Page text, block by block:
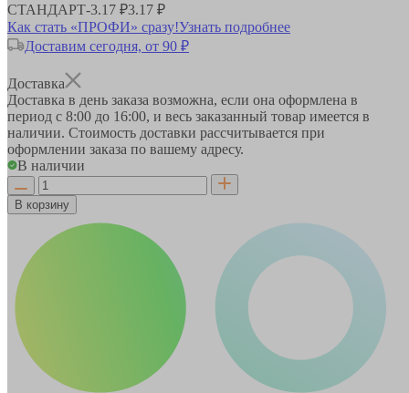
СТАНДАРТ-3.17 ₽3.17 ₽
Как стать «ПРОФИ» сразу!Узнать подробнее
Доставим сегодня, от 90 ₽
Доставка
Доставка в день заказа возможна, если она оформлена в
период с 8:00 до 16:00, и весь заказанный товар имеется в
наличии. Стоимость доставки рассчитывается при
оформлении заказа по вашему адресу.
В наличии
В корзину